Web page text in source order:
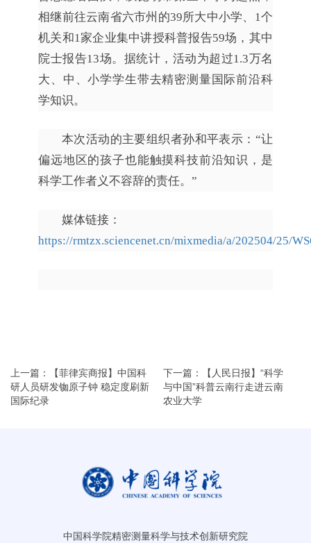
相继前往云南省六市州的39所大中小学、1个
机关和1家企业集中讲授科普报告59场，其中
院士报告13场。据统计，活动为超过1.3万名
大、中、小学学生带去精密测量国际前沿科
学知识。
本次活动的主要组织者孙和平表示：“让
偏远地区的孩子也能触摸科技前沿知识，是
科学工作者义不容辞的责任。”
媒体链接：
https://rmtzx.sciencenet.cn/mixmedia/a/202504/25/
上一篇：【菲律宾商报】中国科
研人员研发铷原子钟 稳定度刷新
国际纪录
下一篇：【人民日报】“科学
与中国”科普云南行走进云南
农业大学
中国科学院精密测量科学与技术创新研究院